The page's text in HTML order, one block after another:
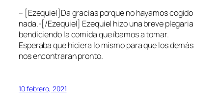
– [Ezequiel]Da gracias porque no hayamos cogido
nada.-[/Ezequiel] Ezequiel hizo una breve plegaria
bendiciendo la comida que íbamos a tomar.
Esperaba que hiciera lo mismo para que los demás
nos encontraran pronto.
10 febrero, 2021